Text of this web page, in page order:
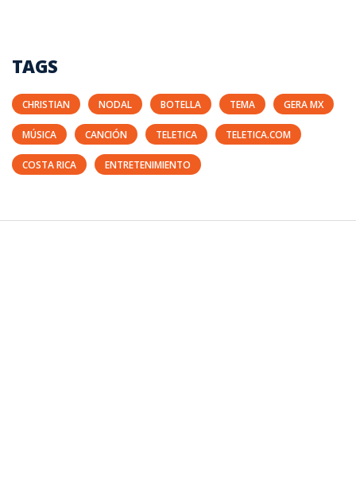
TAGS
CHRISTIAN NODAL BOTELLA TEMA GERA MX
MÚSICA CANCIÓN TELETICA TELETICA.COM
COSTA RICA ENTRETENIMIENTO